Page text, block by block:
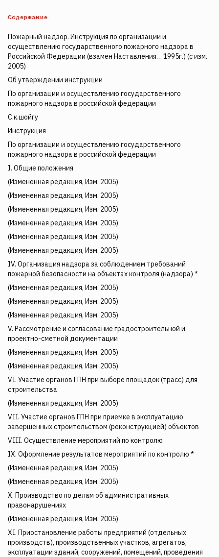
Содержание
Пожарный надзор. Инструкция по организации и
осуществлению государственного пожарного надзора в
Российской Федерации (взамен Наставления… 1995г.) (с изм.
2005)
Об утверждении инструкции
По организации и осуществлению государственного
пожарного надзора в российской федерации
С.к.шойгу
Инструкция
По организации и осуществлению государственного
пожарного надзора в российской федерации
I. Общие положения
(Измененная редакция, Изм. 2005)
(Измененная редакция, Изм. 2005)
(Измененная редакция, Изм. 2005)
(Измененная редакция, Изм. 2005)
(Измененная редакция, Изм. 2005)
(Измененная редакция, Изм. 2005)
IV. Организация надзора за соблюдением требований
пожарной безопасности на объектах контроля (надзора) *
(Измененная редакция, Изм. 2005)
(Измененная редакция, Изм. 2005)
(Измененная редакция, Изм. 2005)
V. Рассмотрение и согласование градостроительной и
проектно-сметной документации
(Измененная редакция, Изм. 2005)
(Измененная редакция, Изм. 2005)
VI. Участие органов ГПН при выборе площадок (трасс) для
строительства
(Измененная редакция, Изм. 2005)
VII. Участие органов ГПН при приемке в эксплуатацию
завершенных строительством (реконструкцией) объектов
VIII. Осуществление мероприятий по контролю
IX. Оформление результатов мероприятий по контролю *
(Измененная редакция, Изм. 2005)
(Измененная редакция, Изм. 2005)
X. Производство по делам об административных
правонарушениях
(Измененная редакция, Изм. 2005)
XI. Приостановление работы предприятий (отдельных
производств), производственных участков, агрегатов,
эксплуатации зданий, сооружений, помещений, проведения